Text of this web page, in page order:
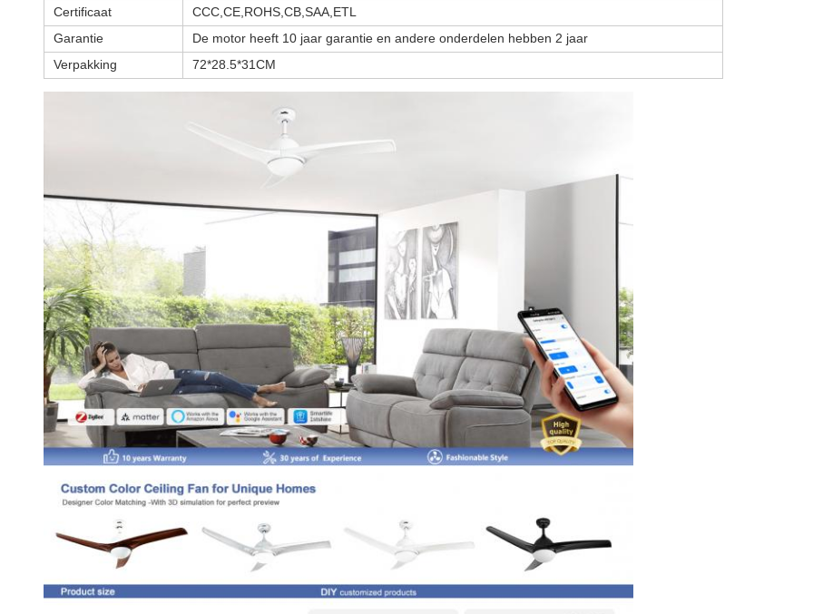
Certificaat
CCC,CE,ROHS,CB,SAA,ETL
Garantie
De motor heeft 10 jaar garantie en andere onderdelen hebben 2 jaar
Verpakking
72*28.5*31CM